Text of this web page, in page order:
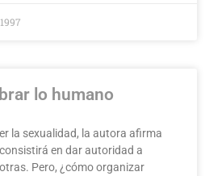
lo humano
la sexualidad, la autora afirma
en dar autoridad a
Pero, ¿cómo organizar